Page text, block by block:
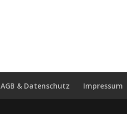
AGB & Datenschutz Impressum